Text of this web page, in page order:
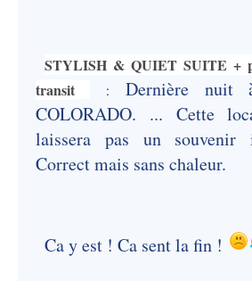
STYLISH & QUIET SUITE +
transit
:Dernière nuit
COLORADO. ... Cette
laissera pas un souvenir
Correct mais sans chaleur.
Ca y est ! Ca sent la fin !